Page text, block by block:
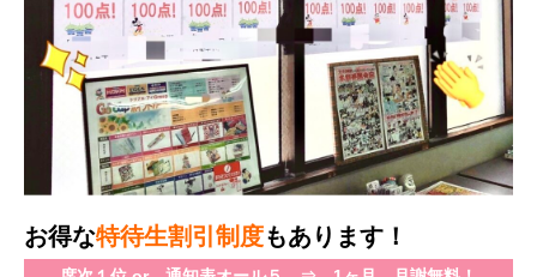
お得な特待生割引制度もあります！